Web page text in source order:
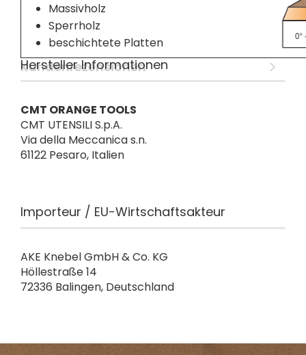
Massivholz
Sperrholz
beschichtete Platten
Kundenrezensionen
Hersteller Informationen
CMT ORANGE TOOLS
CMT UTENSILI S.p.A.
Via della Meccanica s.n.
61122 Pesaro, Italien
Importeur / EU-Wirtschaftsakteur
AKE Knebel GmbH & Co. KG
Höllestraße 14
72336 Balingen, Deutschland